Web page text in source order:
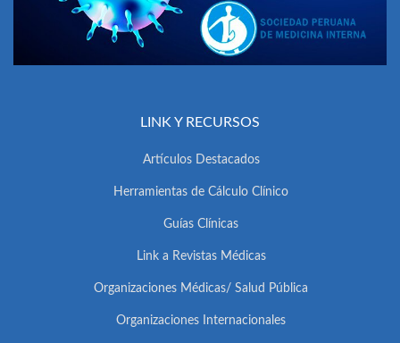
LINK Y RECURSOS
Artículos Destacados
Herramientas de Cálculo Clínico
Guías Clínicas
Link a Revistas Médicas
Organizaciones Médicas/ Salud Pública
Organizaciones Internacionales